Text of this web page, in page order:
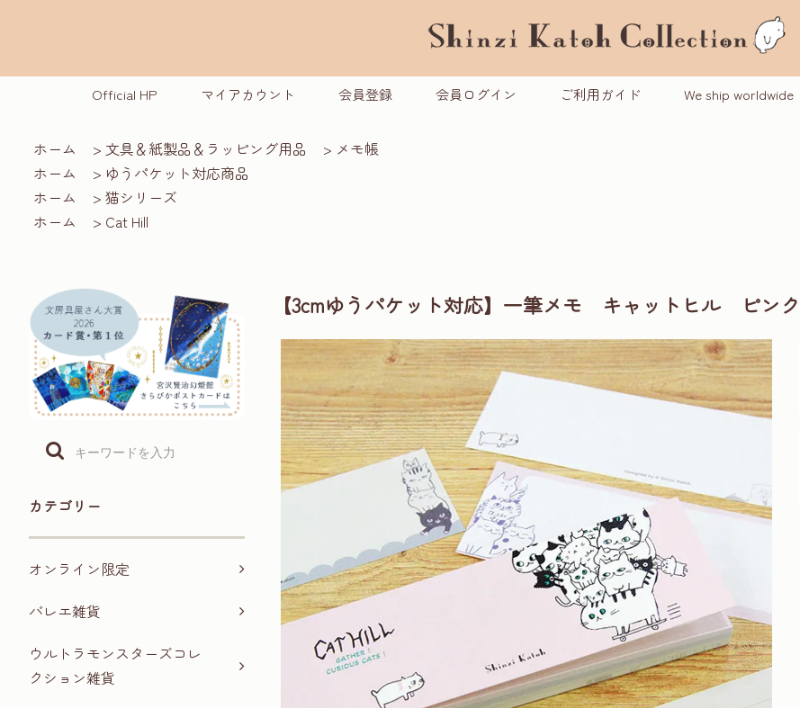
Official HP マイアカウント 会員登録 会員ログイン ご利用ガイド We ship worldwide
ホーム > 文具＆紙製品＆ラッピング用品 > メモ帳
ホーム
> ゆうパケット対応商品
ホーム
> 猫シリーズ
ホーム
> Cat Hill
カテゴリー
オンライン限定
バレエ雑貨
ウルトラモンスターズコレ
クション雑貨
【3cmゆうパケット対応】一筆メモ キャットヒル ピンク